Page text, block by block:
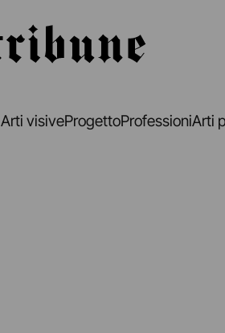
Arti visiveProgettoProfessioniArti